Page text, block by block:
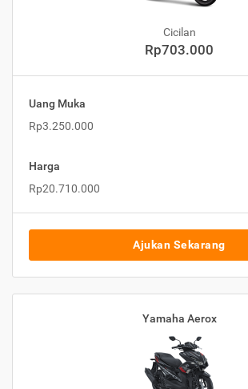
Cicilan
Rp703.000
Uang Muka
Rp3.250.000
Harga
Rp20.710.000
Ajukan Sekarang
Yamaha Aerox